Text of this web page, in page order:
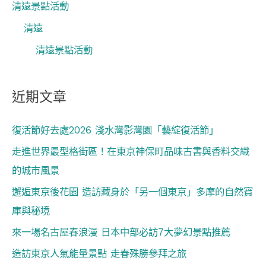
清遠景點活動
清遠
清遠景點活動
近期文章
復活節好去處2026 淺水灣影灣園「藝綻復活節」
走進世界最型格街區！在東京神保町品味古書與香料交織
的城市風景
邂逅東京後花園 造訪藏身於「另一個東京」多摩的自然寶
庫與秘境
來一場名古屋春浪漫 日本中部必訪7大夢幻景點推薦
造訪東京人氣能量景點 走春殊勝參拜之旅